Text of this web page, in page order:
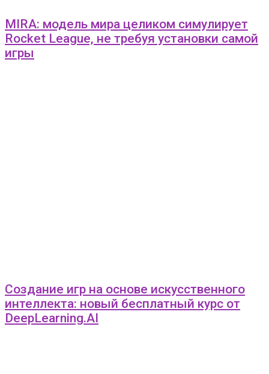
MIRA: модель мира целиком симулирует
Rocket League, не требуя установки самой
игры
Создание игр на основе искусственного
интеллекта: новый бесплатный курс от
DeepLearning.AI